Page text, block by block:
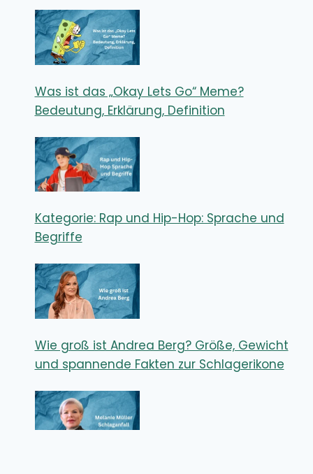
Was ist das „Okay Lets Go“ Meme?
Bedeutung, Erklärung, Definition
Kategorie: Rap und Hip-Hop: Sprache und
Begriffe
Wie groß ist Andrea Berg? Größe, Gewicht
und spannende Fakten zur Schlagerikone